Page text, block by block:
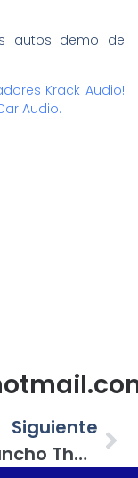
autos demo de
Krack Audio!
Audio.
Siguiente
San Pancho The Rides Party Y El Primer Concierto De Open Show En México